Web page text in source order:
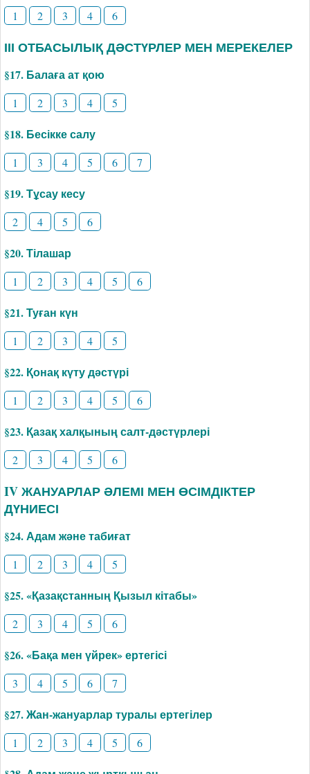
1 2 3 4 6
ІІІ ОТБАСЫЛЫҚ ДӘСТҮРЛЕР МЕН МЕРЕКЕЛЕР
§17. Балаға ат қою
1 2 3 4 5
§18. Бесікке салу
1 3 4 5 6 7
§19. Тұсау кесу
2 4 5 6
§20. Тілашар
1 2 3 4 5 6
§21. Туған күн
1 2 3 4 5
§22. Қонақ күту дәстүрі
1 2 3 4 5 6
§23. Қазақ халқының салт-дәстүрлері
2 3 4 5 6
IV ЖАНУАРЛАР ӘЛЕМІ МЕН ӨСІМДІКТЕР
ДҮНИЕСІ
§24. Адам және табиғат
1 2 3 4 5
§25. «Қазақстанның Қызыл кітабы»
2 3 4 5 6
§26. «Бақа мен үйрек» ертегісі
3 4 5 6 7
§27. Жан-жануарлар туралы ертегілер
1 2 3 4 5 6